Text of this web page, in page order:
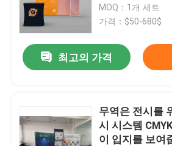
MOQ：1개 세트
가격：$50-680$
최고의 가격
무역은 전시를
시 시스템
이 입지를 보여